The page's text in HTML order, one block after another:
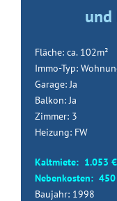
und
Fläche: ca. 102m²
Immo-Typ:
Garage: Ja
Balkon: Ja
Zimmer: 3
Heizung: FW
Kaltmiete: 1.053 €
Nebenkosten:
Baujahr: 1998